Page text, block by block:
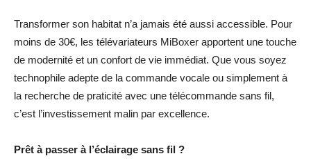
Transformer son habitat n’a jamais été aussi accessible. Pour
moins de 30€, les télévariateurs MiBoxer apportent une touche
de modernité et un confort de vie immédiat. Que vous soyez
technophile adepte de la commande vocale ou simplement à
la recherche de praticité avec une télécommande sans fil,
c’est l’investissement malin par excellence.
Prêt à passer à l’éclairage sans fil ?